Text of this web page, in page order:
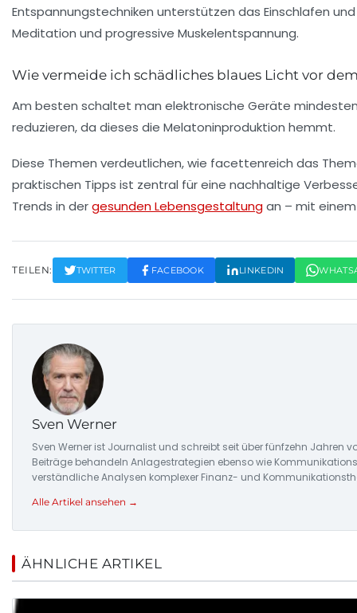
Entspannungstechniken unterstützen das Einschlafen
Meditation und progressive Muskelentspannung.
Wie vermeide ich schädliches blaues Licht vor
Am besten schaltet man elektronische Geräte
reduzieren, da dieses die Melatoninproduktion hemmt.
Diese Themen verdeutlichen, wie facettenreich das
praktischen Tipps ist zentral für eine nachhaltige
Trends in dergesunden Lebensgestaltungan – mit
TEILEN: TWITTER FACEBOOK LINKEDIN
Sven Werner
Sven Werner ist Journalist und schreibt seit über fünfzehn
Beiträge behandeln Anlagestrategien ebenso wie
verständliche Analysen komplexer Finanz- und
Alle Artikel ansehen →
ÄHNLICHE ARTIKEL